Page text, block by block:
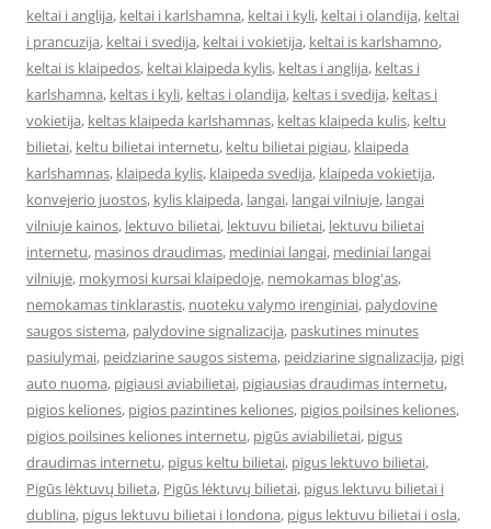
keltai i anglija, keltai i karlshamna, keltai i kyli, keltai i olandija, keltai
i prancuzija, keltai i svedija, keltai i vokietija, keltai is karlshamno,
keltai is klaipedos, keltai klaipeda kylis, keltas i anglija, keltas i
karlshamna, keltas i kyli, keltas i olandija, keltas i svedija, keltas i
vokietija, keltas klaipeda karlshamnas, keltas klaipeda kulis, keltu
bilietai, keltu bilietai internetu, keltu bilietai pigiau, klaipeda
karlshamnas, klaipeda kylis, klaipeda svedija, klaipeda vokietija,
konvejerio juostos, kylis klaipeda, langai, langai vilniuje, langai
vilniuje kainos, lektuvo bilietai, lektuvu bilietai, lektuvu bilietai
internetu, masinos draudimas, mediniai langai, mediniai langai
vilniuje, mokymosi kursai klaipedoje, nemokamas blog'as,
nemokamas tinklarastis, nuoteku valymo irenginiai, palydovine
saugos sistema, palydovine signalizacija, paskutines minutes
pasiulymai, peidziarine saugos sistema, peidziarine signalizacija, pigi
auto nuoma, pigiausi aviabilietai, pigiausias draudimas internetu,
pigios keliones, pigios pazintines keliones, pigios poilsines keliones,
pigios poilsines keliones internetu, pigūs aviabilietai, pigus
draudimas internetu, pigus keltu bilietai, pigus lektuvo bilietai,
Pigūs lėktuvų bilieta, Pigūs lėktuvų bilietai, pigus lektuvu bilietai i
dublina, pigus lektuvu bilietai i londona, pigus lektuvu bilietai i osla,